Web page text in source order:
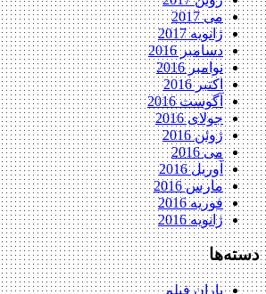
می 2017
ژانویه 2017
دسامبر 2016
نوامبر 2016
اکتبر 2016
آگوست 2016
جولای 2016
ژوئن 2016
می 2016
آوریل 2016
مارس 2016
فوریه 2016
ژانویه 2016
دسته‌ها
باران فیلم